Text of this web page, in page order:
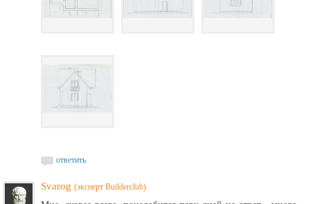
ответить
Svarog (эксперт Builderclub)